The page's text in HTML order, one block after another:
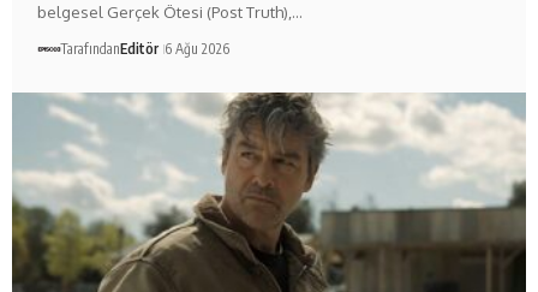
belgesel Gerçek Ötesi (Post Truth),…
TarafındanEditör 6 Ağu 2026